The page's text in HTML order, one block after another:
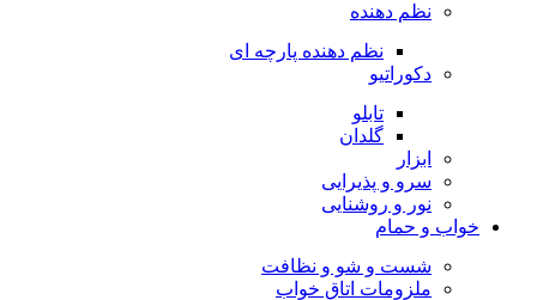
نظم دهنده
نظم دهنده پارچه ای
دکوراتیو
تابلو
گلدان
ابزار
سرو و پذیرایی
نور و روشنایی
خواب و حمام
شست و شو و نظافت
ملزومات اتاق خواب